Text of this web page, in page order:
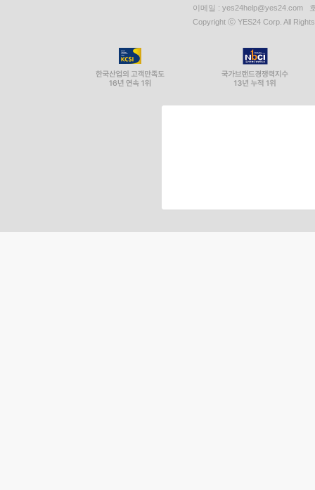
이메일 : yes24help@yes24.com
Copyright ⓒ YES24 Corp. All